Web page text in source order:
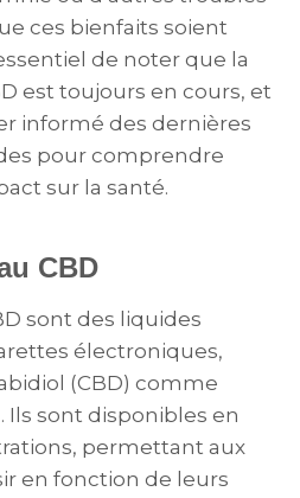
ces bienfaits soient
de noter que la
est toujours en cours, et
informé des dernières
pour comprendre
sur la santé.
CBD
sont des liquides
électroniques,
(CBD) comme
sont disponibles en
permettant aux
en fonction de leurs